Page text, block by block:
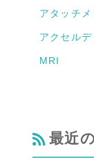
アタッチメ
アクセルデ
MRI
最近